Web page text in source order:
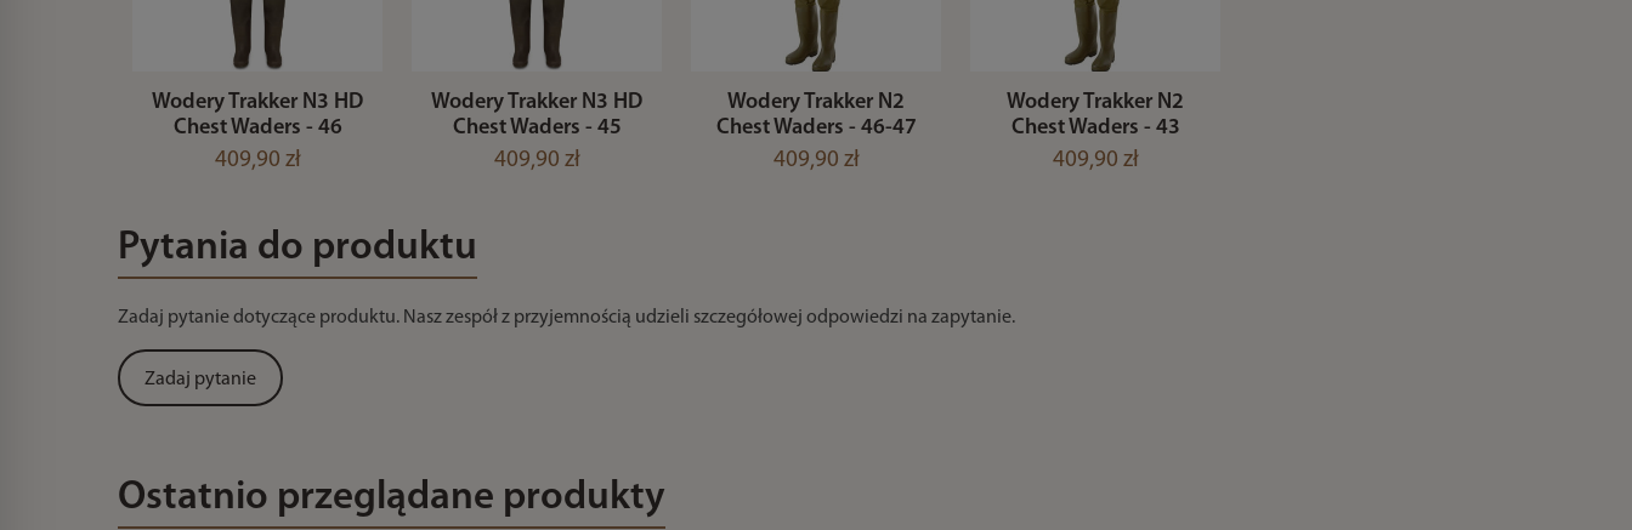
Wodery Trakker N3 HD
Chest Waders - 46
409,90 zł
Wodery Trakker N3 HD
Chest Waders - 45
409,90 zł
Wodery Trakker N2
Chest Waders - 46-47
409,90 zł
Wodery Trakker N2
Chest Waders - 43
409,90 zł
Pytania do produktu
Zadaj pytanie dotyczące produktu. Nasz zespół z przyjemnością udzieli szczegółowej odpowiedzi na zapytanie.
Zadaj pytanie
Ostatnio przeglądane produkty